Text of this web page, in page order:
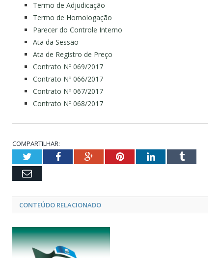
Termo de Adjudicação
Termo de Homologação
Parecer do Controle Interno
Ata da Sessão
Ata de Registro de Preço
Contrato Nº 069/2017
Contrato Nº 066/2017
Contrato Nº 067/2017
Contrato Nº 068/2017
COMPARTILHAR:
TwitterFacebookGoogle+PinterestLinkedInTumblr
Email
CONTEÚDO RELACIONADO